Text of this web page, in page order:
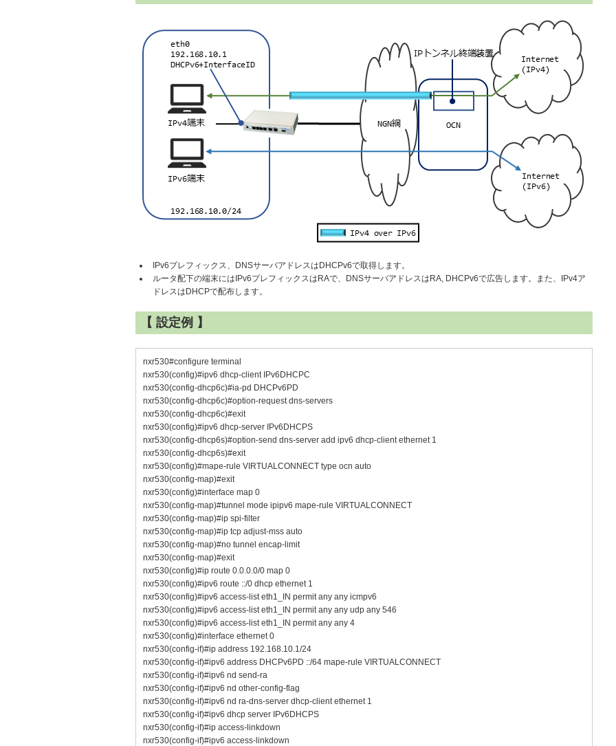
IPv6プレフィックス、DNSサーバアドレスはDHCPv6で取得します。
ルータ配下の端末にはIPv6プレフィックスはRAで、DNSサーバアドレスはRA, DHCPv6で広告します。また、IPv4ア
ドレスはDHCPで配布します。
【 設定例 】
nxr530#configure terminal
nxr530(config)#ipv6 dhcp-client IPv6DHCPC
nxr530(config-dhcp6c)#ia-pd DHCPv6PD
nxr530(config-dhcp6c)#option-request dns-servers
nxr530(config-dhcp6c)#exit
nxr530(config)#ipv6 dhcp-server IPv6DHCPS
nxr530(config-dhcp6s)#option-send dns-server add ipv6 dhcp-client ethernet 1
nxr530(config-dhcp6s)#exit
nxr530(config)#mape-rule VIRTUALCONNECT type ocn auto
nxr530(config-map)#exit
nxr530(config)#interface map 0
nxr530(config-map)#tunnel mode ipipv6 mape-rule VIRTUALCONNECT
nxr530(config-map)#ip spi-filter
nxr530(config-map)#ip tcp adjust-mss auto
nxr530(config-map)#no tunnel encap-limit
nxr530(config-map)#exit
nxr530(config)#ip route 0.0.0.0/0 map 0
nxr530(config)#ipv6 route ::/0 dhcp ethernet 1
nxr530(config)#ipv6 access-list eth1_IN permit any any icmpv6
nxr530(config)#ipv6 access-list eth1_IN permit any any udp any 546
nxr530(config)#ipv6 access-list eth1_IN permit any any 4
nxr530(config)#interface ethernet 0
nxr530(config-if)#ip address 192.168.10.1/24
nxr530(config-if)#ipv6 address DHCPv6PD ::/64 mape-rule VIRTUALCONNECT
nxr530(config-if)#ipv6 nd send-ra
nxr530(config-if)#ipv6 nd other-config-flag
nxr530(config-if)#ipv6 nd ra-dns-server dhcp-client ethernet 1
nxr530(config-if)#ipv6 dhcp server IPv6DHCPS
nxr530(config-if)#ip access-linkdown
nxr530(config-if)#ipv6 access-linkdown